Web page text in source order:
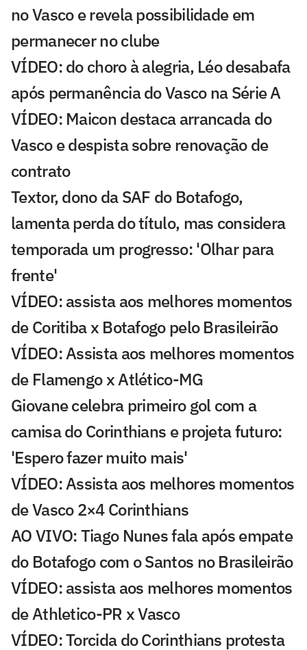
no Vasco e revela possibilidade em
permanecer no clube
VÍDEO: do choro à alegria, Léo desabafa
após permanência do Vasco na Série A
VÍDEO: Maicon destaca arrancada do
Vasco e despista sobre renovação de
contrato
Textor, dono da SAF do Botafogo,
lamenta perda do título, mas considera
temporada um progresso: 'Olhar para
frente'
VÍDEO: assista aos melhores momentos
de Coritiba x Botafogo pelo Brasileirão
VÍDEO: Assista aos melhores momentos
de Flamengo x Atlético-MG
Giovane celebra primeiro gol com a
camisa do Corinthians e projeta futuro:
'Espero fazer muito mais'
VÍDEO: Assista aos melhores momentos
de Vasco 2×4 Corinthians
AO VIVO: Tiago Nunes fala após empate
do Botafogo com o Santos no Brasileirão
VÍDEO: assista aos melhores momentos
de Athletico-PR x Vasco
VÍDEO: Torcida do Corinthians protesta